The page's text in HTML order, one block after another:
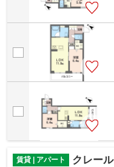
賃貸 | アパート クレール